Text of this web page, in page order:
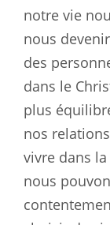
notre vie
nous
des
dans le
plus
nos
vivre dans
nous